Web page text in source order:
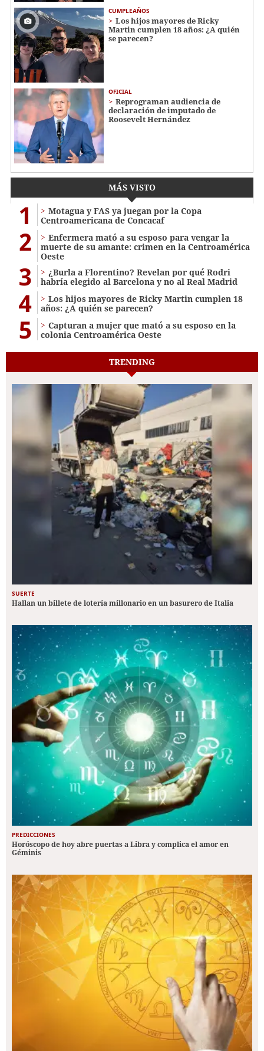
CUMPLEAÑOS
Los hijos mayores de Ricky
Martin cumplen 18 años: ¿A quién
se parecen?
OFICIAL
Reprograman audiencia de
declaración de imputado de
Roosevelt Hernández
MÁS VISTO
1
Motagua y FAS ya juegan por la Copa
Centroamericana de Concacaf
2
Enfermera mató a su esposo para vengar la
muerte de su amante: crimen en la Centroamérica
Oeste
3
¿Burla a Florentino? Revelan por qué Rodri
habría elegido al Barcelona y no al Real Madrid
4
Los hijos mayores de Ricky Martin cumplen 18
años: ¿A quién se parecen?
5
Capturan a mujer que mató a su esposo en la
colonia Centroamérica Oeste
TRENDING
SUERTE
Hallan un billete de lotería millonario en un basurero de Italia
PREDICCIONES
Horóscopo de hoy abre puertas a Libra y complica el amor en
Géminis